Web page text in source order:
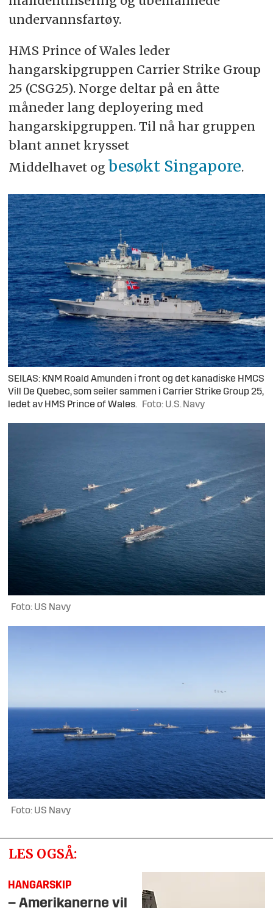
undervannsfartøy.
HMS Prince of Wales leder
hangarskipgruppen Carrier Strike Group
25 (CSG25). Norge deltar på en åtte
måneder lang deployering med
hangarskipgruppen. Til nå har gruppen
blant annet krysset
Middelhavet og besøkt Singapore.
SEILAS: KNM Roald Amunden i front og det kanadiske HMCS
Vill De Quebec, som seiler sammen i Carrier Strike Group 25,
ledet av HMS Prince of Wales.
Foto: U.S. Navy
Foto: US Navy
Foto: US Navy
LES OGSÅ:
HANGARSKIP
– Amerikanerne vil